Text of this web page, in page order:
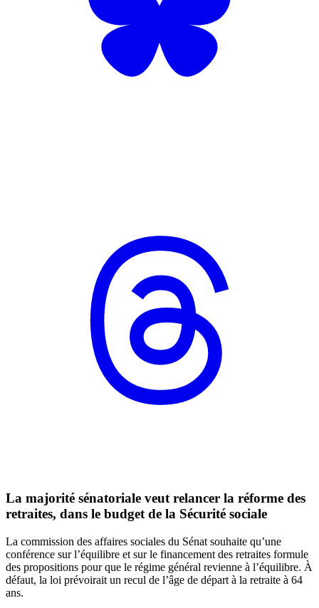
La majorité sénatoriale veut relancer la réforme des
retraites, dans le budget de la Sécurité sociale
La commission des affaires sociales du Sénat souhaite qu’une
conférence sur l’équilibre et sur le financement des retraites formule
des propositions pour que le régime général revienne à l’équilibre. À
défaut, la loi prévoirait un recul de l’âge de départ à la retraite à 64
ans.